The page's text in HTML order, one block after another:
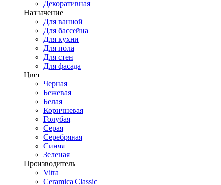
Декоративная
Назначение
Для ванной
Для бассейна
Для кухни
Для пола
Для стен
Для фасада
Цвет
Черная
Бежевая
Белая
Коричневая
Голубая
Серая
Серебряная
Синяя
Зеленая
Производитель
Vitra
Ceramica Classic